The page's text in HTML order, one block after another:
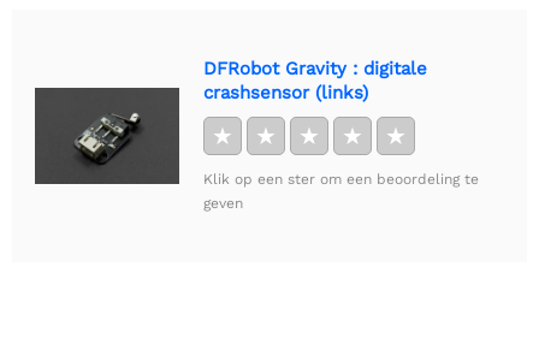
DFRobot Gravity : digitale
crashsensor (links)
★ ★ ★ ★ ★
Klik op een ster om een beoordeling te
geven